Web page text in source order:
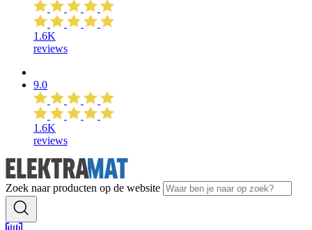
1.6K
reviews
9.0
1.6K
reviews
Zoek naar producten op de website